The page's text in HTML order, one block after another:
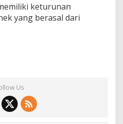
keturunan
yang berasal dari
Us